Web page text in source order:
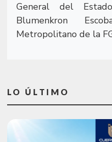
General del
Blumenkron
Metropolitano de la
LO ÚLTIMO